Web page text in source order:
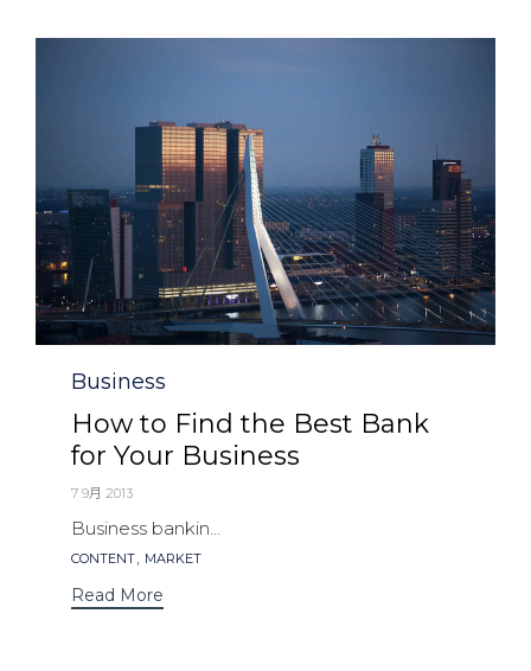
Category
Business
How to Find the Best Bank
for Your Business
7 9月 2013
Business bankin...
Tags
CONTENT MARKET
Read More